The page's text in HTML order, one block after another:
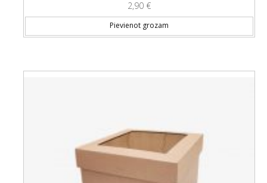
2,90 €
Pievienot grozam